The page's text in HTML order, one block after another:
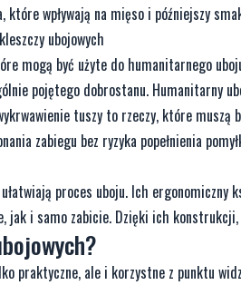
wpływają na mięso i późniejszy
ubojowych
mogą być użyte do humanitarnego
pojętego dobrostanu. Humanitarny
tuszy to rzeczy, które
zabiegu bez ryzyka popełnienia
proces uboju. Ich ergonomiczny
jak i samo zabicie. Dzięki ich
praktyczne, ale i korzystne z punktu